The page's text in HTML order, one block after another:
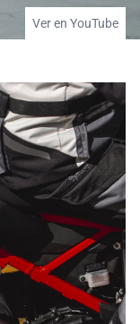
Ver en YouTube